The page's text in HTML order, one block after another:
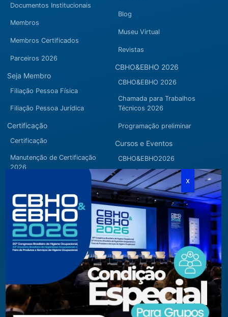
Documentos Institucionais
Membros
Membros Certificados
Parceiros 2026
Seja Membro
Filiação Pessoa Física
Filiação Pessoa Jurídica
Certificação
Certificação
Manutenção de Certificação
2026
Blog
Museu Virtual
Revistas
CBHO&EBHO 2026
CBHO&EBHO 2026
Chamada para Trabalhos
Técnicos 2026
Programação preliminar
Cursos e Eventos
CBHO&EBHO2026
Cursos Modulares
Eventos Apoiados
Eventos Regionais
Loja
Fone/Fax: